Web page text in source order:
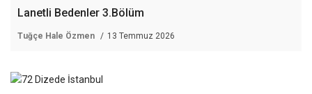
Lanetli Bedenler 3.Bölüm
Tuğçe Hale Özmen 13 Temmuz 2026